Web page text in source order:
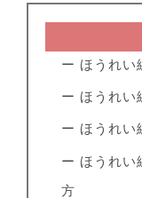
ー ほうれい
ー ほうれい
ー ほうれい
ー ほうれい
方